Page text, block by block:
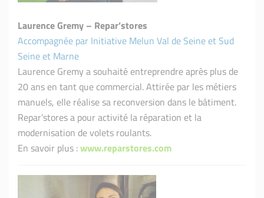
Laurence Gremy – Repar’stores
Accompagnée par Initiative Melun Val de Seine et Sud
Seine et Marne
Laurence Gremy a souhaité entreprendre après plus de
20 ans en tant que commercial. Attirée par les métiers
manuels, elle réalise sa reconversion dans le bâtiment.
Repar’stores a pour activité la réparation et la
modernisation de volets roulants.
En savoir plus :www.reparstores.com